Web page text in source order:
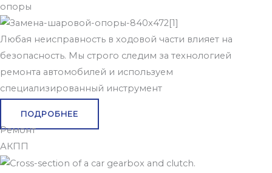
опоры
Любая неисправность в ходовой части влияет на
безопасность. Мы строго следим за технологией
ремонта автомобилей и используем
специализированный инструмент
ПОДРОБНЕЕ
Ремонт
АКПП